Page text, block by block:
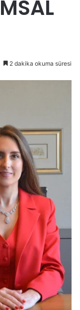
2 dakika okuma süresi